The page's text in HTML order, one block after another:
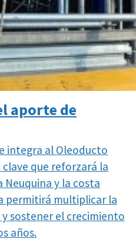
aporte de
integra al Oleoducto
clave que reforzará la
Neuquina y la costa
permitirá multiplicar la
sostener el crecimiento
años.